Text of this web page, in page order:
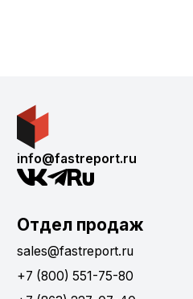
info@fastreport.ru
Отдел продаж
sales@fastreport.ru
+7 (800) 551-75-80